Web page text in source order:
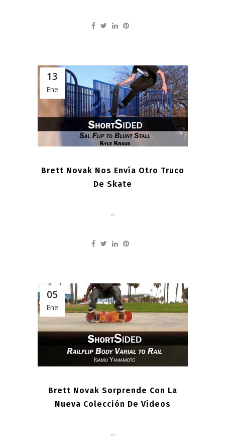
13
Ene
Brett Novak Nos Envía Otro Truco
De Skate
...
05
Ene
Brett Novak Sorprende Con La
Nueva Colección De Vídeos
...